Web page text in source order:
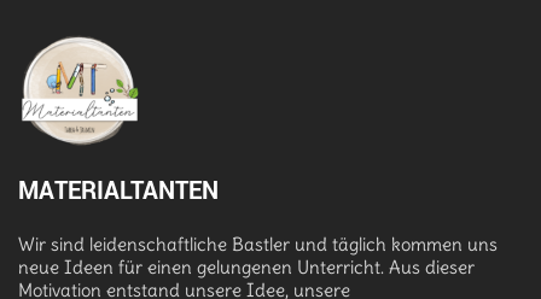
MATERIALTANTEN
Wir sind leidenschaftliche Bastler und täglich kommen uns
neue Ideen für einen gelungenen Unterricht. Aus dieser
Motivation entstand unsere Idee, unsere